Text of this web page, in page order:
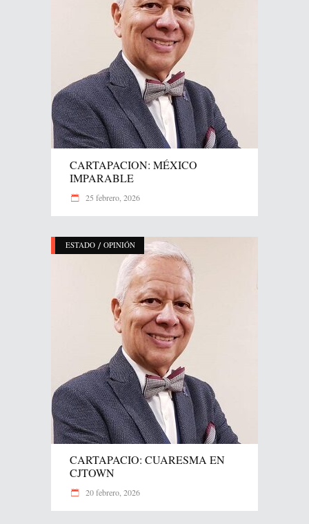
CARTAPACION: MÉXICO
IMPARABLE
25 febrero, 2026
ESTADO / OPINIÓN
CARTAPACIO: CUARESMA EN
CJTOWN
20 febrero, 2026